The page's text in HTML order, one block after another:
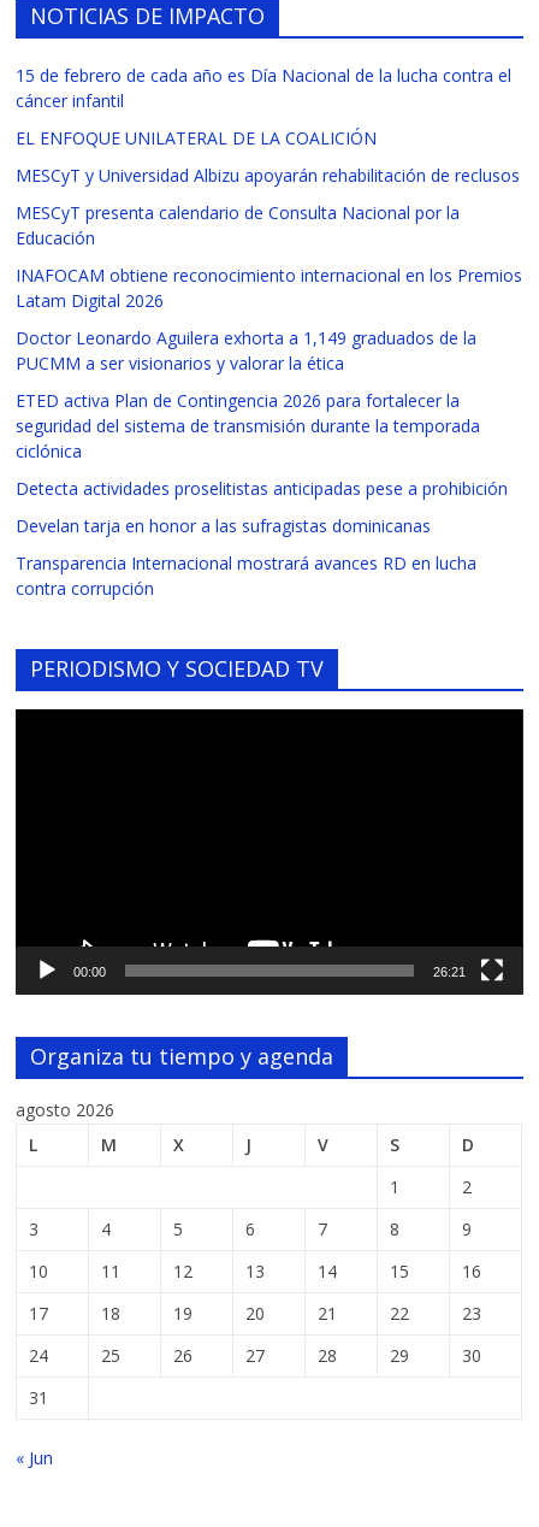
NOTICIAS DE IMPACTO
15 de febrero de cada año es Día Nacional de la lucha contra el
cáncer infantil
EL ENFOQUE UNILATERAL DE LA COALICIÓN
MESCyT y Universidad Albizu apoyarán rehabilitación de reclusos
MESCyT presenta calendario de Consulta Nacional por la
Educación
INAFOCAM obtiene reconocimiento internacional en los Premios
Latam Digital 2026
Doctor Leonardo Aguilera exhorta a 1,149 graduados de la
PUCMM a ser visionarios y valorar la ética
ETED activa Plan de Contingencia 2026 para fortalecer la
seguridad del sistema de transmisión durante la temporada
ciclónica
Detecta actividades proselitistas anticipadas pese a prohibición
Develan tarja en honor a las sufragistas dominicanas
Transparencia Internacional mostrará avances RD en lucha
contra corrupción
PERIODISMO Y SOCIEDAD TV
00:00 26:21
Organiza tu tiempo y agenda
agosto 2026
L
M X J V S
D
1
2
3
4 5 6 7 8
9
10
11 12 13 14 15
16
17
18 19 20 21 22
23
24
25 26 27 28 29
30
31
« Jun